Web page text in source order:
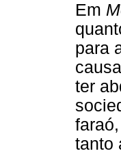
Em
para
ter
tanto